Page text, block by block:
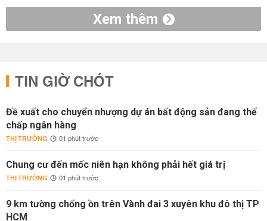
Xem thêm
TIN GIỜ CHÓT
Đề xuất cho chuyển nhượng dự án bất động sản đang thế
chấp ngân hàng
THỊ TRƯỜNG 01 phút trước
Chung cư đến mốc niên hạn không phải hết giá trị
THỊ TRƯỜNG 01 phút trước
9 km tường chống ồn trên Vành đai 3 xuyên khu đô thị TP
HCM